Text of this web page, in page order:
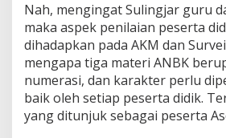
Nah, mengingat Sulingjar guru
maka aspek penilaian peserta
dihadapkan pada AKM dan
mengapa tiga materi ANBK
numerasi, dan karakter perlu
baik oleh setiap peserta didik.
yang ditunjuk sebagai peserta